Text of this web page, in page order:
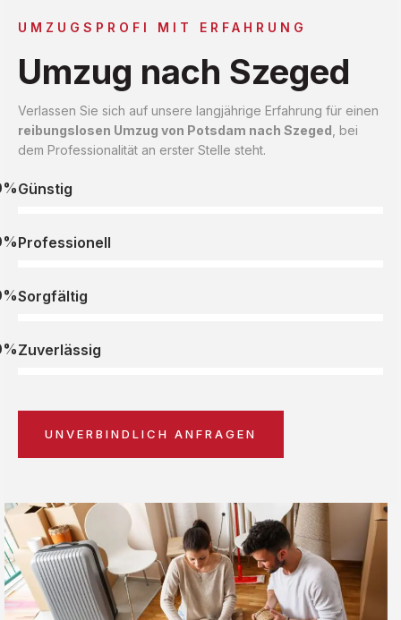
UMZUGSPROFI MIT ERFAHRUNG
Umzug nach Szeged
Verlassen Sie sich auf unsere langjährige Erfahrung für einen
reibungslosen Umzug von Potsdam nach Szeged , bei
dem Professionalität an erster Stelle steht.
Günstig
Professionell
Sorgfältig
Zuverlässig
UNVERBINDLICH ANFRAGEN